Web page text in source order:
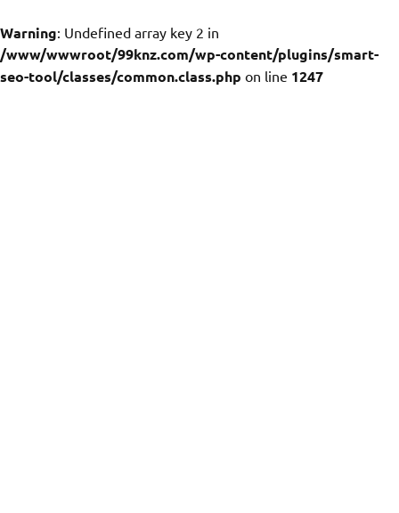
Warning: Undefined array key 2 in
/www/wwwroot/99knz.com/wp-content/plugins/smart-
seo-tool/classes/common.class.php on line 1247